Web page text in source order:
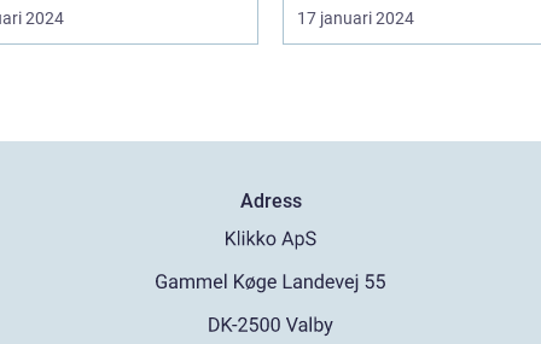
2024 17 januari 2024
Adress